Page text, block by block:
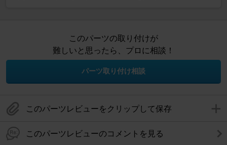
このパーツの取り付けが
難しいと思ったら、プロに相談！
パーツ取り付け相談
このパーツレビューをクリップして保存
このパーツレビューのコメントを見る